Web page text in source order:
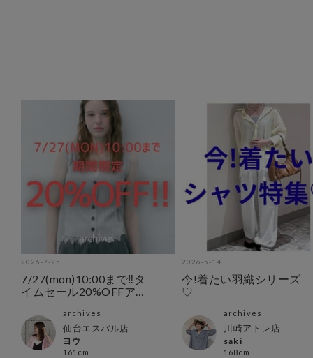
2026-7-25
7/27(mon)10:00まで‼︎タ
イムセール20%OFFア
archives
仙台エスパル店
ヨウ
161cm
2026-5-14
今!着たい羽織シリーズ
♡
archives
川崎アトレ店
saki
168cm